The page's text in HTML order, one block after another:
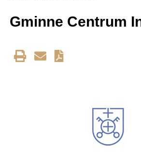
Gminne Centrum